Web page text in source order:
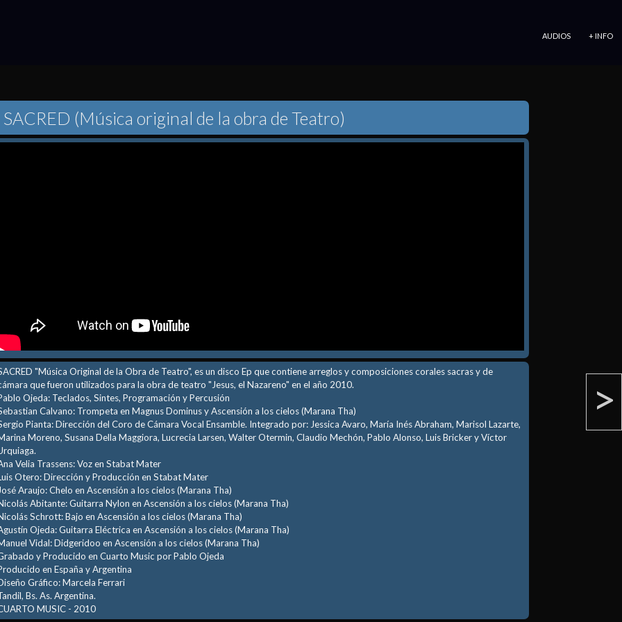
AUDIOS + INFO
>
SACRED (Música original de la obra de Teatro)
"Música Original de la Obra de Teatro", es un disco Ep que contiene arreglos y composiciones corales sacras y de
que fueron utilizados para la obra de teatro "Jesus, el Nazareno" en el año 2010.
Ojeda: Teclados, Sintes, Programación y Percusión
Calvano: Trompeta en Magnus Dominus y Ascensión a los cielos (Marana Tha)
Pianta: Dirección del Coro de Cámara Vocal Ensamble. Integrado por: Jessica Avaro, María Inés Abraham, Marisol Lazarte,
Moreno, Susana Della Maggiora, Lucrecia Larsen, Walter Otermin, Claudio Mechón, Pablo Alonso, Luis Bricker y Víctor
Velia Trassens: Voz en Stabat Mater
Otero: Dirección y Producción en Stabat Mater
Araujo: Chelo en Ascensión a los cielos (Marana Tha)
Abitante: Guitarra Nylon en Ascensión a los cielos (Marana Tha)
Schrott: Bajo en Ascensión a los cielos (Marana Tha)
Ojeda: Guitarra Eléctrica en Ascensión a los cielos (Marana Tha)
Vidal: Didgeridoo en Ascensión a los cielos (Marana Tha)
y Producido en Cuarto Music por Pablo Ojeda
en España y Argentina
Gráfico: Marcela Ferrari
Bs. As. Argentina.
MUSIC - 2010